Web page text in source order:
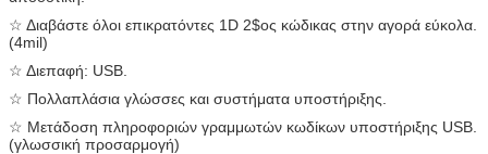
☆ Διαβάστε όλοι επικρατόντες 1D 2$ος κώδικας στην αγορά εύκολα.
(4mil)
☆ Διεπαφή: USB.
☆ Πολλαπλάσια γλώσσες και συστήματα υποστήριξης.
☆ Μετάδοση πληροφοριών γραμμωτών κωδίκων υποστήριξης USB.
(γλωσσική προσαρμογή)